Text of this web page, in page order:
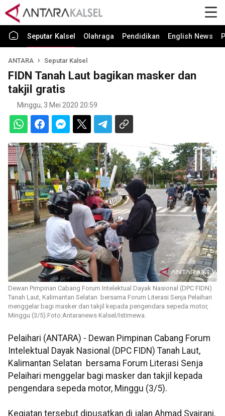
Seputar Kalsel Olahraga Pendidikan English News
ANTARA Seputar Kalsel
FIDN Tanah Laut bagikan masker dan
takjil gratis
Minggu, 3 Mei 2020 20:59
Dewan Pimpinan Cabang Forum Intelektual Dayak Nasional (DPC FIDN)
Tanah Laut, Kalimantan Selatan bersama Forum Literasi Senja Pelaihari
menggelar bagi masker dan takjil kepada pengendara sepeda motor,
Minggu (3/5).Foto:Antaranews Kalsel/Istimewa.
Pelaihari (ANTARA) - Dewan Pimpinan Cabang Forum
Intelektual Dayak Nasional (DPC FIDN) Tanah Laut,
Kalimantan Selatan bersama Forum Literasi Senja
Pelaihari menggelar bagi masker dan takjil kepada
pengendara sepeda motor, Minggu (3/5).
Kegiatan tersebut dipusatkan di jalan Ahmad Syairani,